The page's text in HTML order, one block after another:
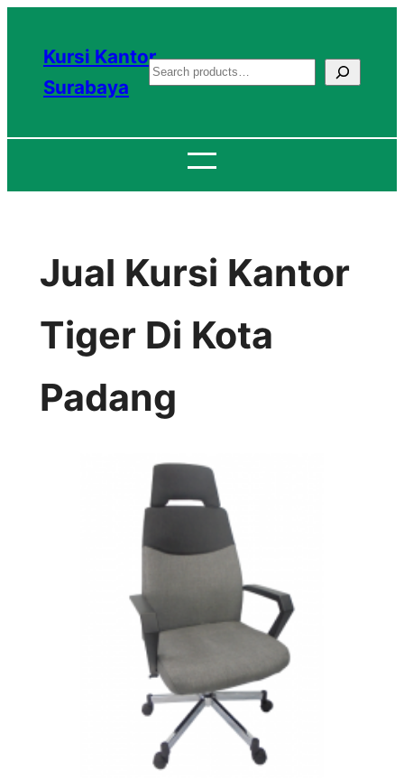
konten
Kursi Kantor
Surabaya
S
a
c
Jual Kursi Kantor
Tiger Di Kota
Padang